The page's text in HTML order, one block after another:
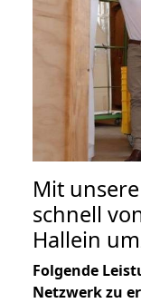
Mit
schnell
Hallein
Folgende
Netzwerk zu